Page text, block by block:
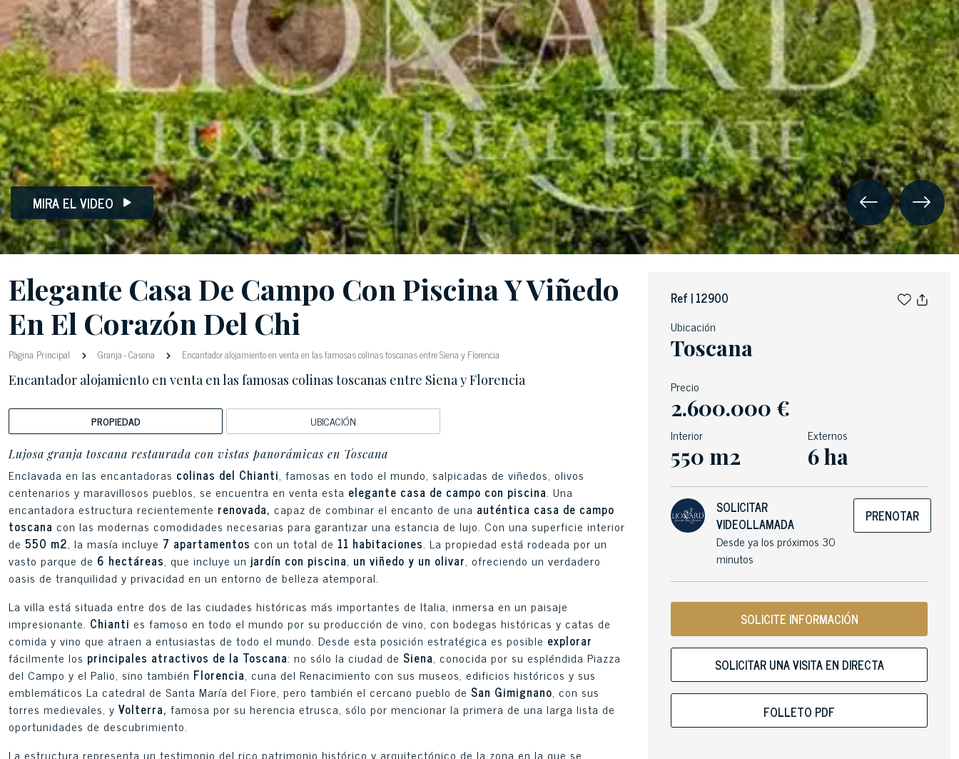
MIRA EL VIDEO
Elegante Casa De Campo Con Piscina Y Viñedo
En El Corazón Del Chi
Pàgina Principal Granja-Casona Encantador alojamiento en venta en las famosas colinas toscanas entre Siena y Florencia
Encantador alojamiento en venta en las famosas colinas toscanas entre Siena y Florencia
PROPIEDAD UBICACIÓN
Lujosa granja toscana restaurada con vistas panorámicas en Toscana
Enclavada en las encantadoras colinas del Chianti, famosas en todo el mundo, salpicadas de viñedos, olivos
centenarios y maravillosos pueblos, se encuentra en venta esta elegante casa de campo con piscina. Una
encantadora estructura recientemente renovada, capaz de combinar el encanto de una auténtica casa de campo
toscana con las modernas comodidades necesarias para garantizar una estancia de lujo. Con una superficie interior
de 550 m2, la masía incluye 7 apartamentos con un total de 11 habitaciones. La propiedad está rodeada por un
vasto parque de 6 hectáreas, que incluye un jardín con piscina, un viñedo y un olivar, ofreciendo un verdadero
oasis de tranquilidad y privacidad en un entorno de belleza atemporal.
La villa está situada entre dos de las ciudades históricas más importantes de Italia, inmersa en un paisaje
impresionante. Chianti es famoso en todo el mundo por su producción de vino, con bodegas históricas y catas de
comida y vino que atraen a entusiastas de todo el mundo. Desde esta posición estratégica es posible explorar
fácilmente los principales atractivos de la Toscana: no sólo la ciudad de Siena, conocida por su espléndida Piazza
del Campo y el Palio, sino también Florencia, cuna del Renacimiento con sus museos, edificios históricos y sus
emblemáticos La catedral de Santa María del Fiore, pero también el cercano pueblo de San Gimignano, con sus
torres medievales, y Volterra, famosa por su herencia etrusca, sólo por mencionar la primera de una larga lista de
oportunidades de descubrimiento.
La estructura representa un testimonio del rico patrimonio histórico y arquitectónico de la zona en la que se
Ref | 12900
Ubicación
Toscana
Precio
2.600.000 €
Interior
550 m2
Externos
6 ha
SOLICITAR
VIDEOLLAMADA
Desde ya los próximos 30
minutos
PRENOTAR
SOLICITE INFORMACIÓN
SOLICITAR UNA VISITA EN DIRECTA
FOLLETO PDF